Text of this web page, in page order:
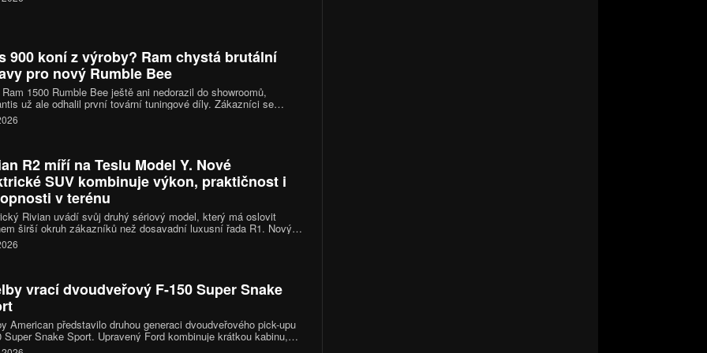
900 koní z výroby? Ram chystá brutální
pro nový Rumble Bee
1500 Rumble Bee ještě ani nedorazil do showroomů,
už ale odhalil první tovární tuningové díly. Zákazníci se
těšit na kompresorové kity, sportovní podvozky i nové výfukové
Vrcholná verze SRT se díky nim dostane přes hranici 900
R2 míří na Teslu Model Y. Nové
SUV kombinuje výkon, praktičnost i
v terénu
Rivian uvádí svůj druhý sériový model, který má oslovit
širší okruh zákazníků než dosavadní luxusní řada R1. Nový
R2 přináší kompaktnější rozměry, výkon 656 koní, dojezd až
a ambice stát se jedním z nejzajímavějších elektrických
vrací dvoudveřový F-150 Super Snake
American představilo druhou generaci dvoudveřového pick-upu
Super Snake Sport. Upravený Ford kombinuje krátkou kabinu,
osmiválec a podvozek zaměřený na rychlou jízdu po silnici.